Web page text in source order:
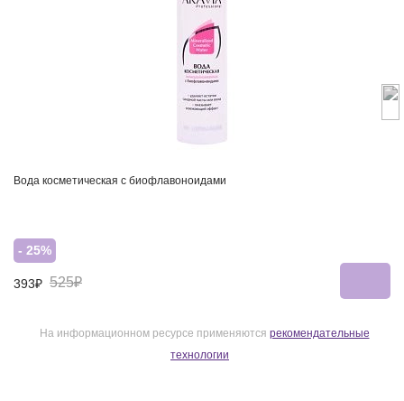
Вода косметическая с биофлавоноидами
- 25%
393₽ 525₽
На информационном ресурсе применяются рекомендательные
технологии